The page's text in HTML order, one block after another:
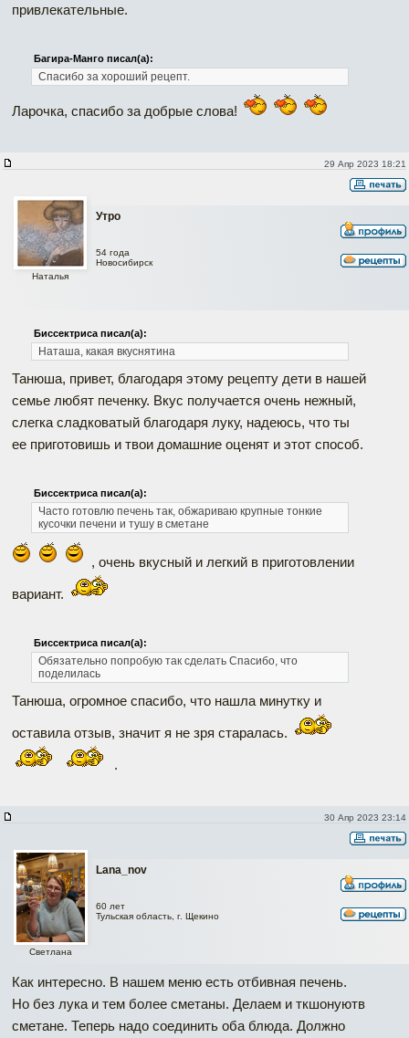
привлекательные.
Багира-Манго писал(а):
Спасибо за хороший рецепт.
Ларочка, спасибо за добрые слова!
29 Апр 2023 18:21
Утро
Наталья
54 года
Новосибирск
Биссектриса писал(а):
Наташа, какая вкуснятина
Танюша, привет, благодаря этому рецепту дети в нашей
семье любят печенку. Вкус получается очень нежный,
слегка сладковатый благодаря луку, надеюсь, что ты
ее приготовишь и твои домашние оценят и этот способ.
Биссектриса писал(а):
Часто готовлю печень так, обжариваю крупные тонкие
кусочки печени и тушу в сметане
, очень вкусный и легкий в приготовлении
вариант.
Биссектриса писал(а):
Обязательно попробую так сделать Спасибо, что
поделилась
Танюша, огромное спасибо, что нашла минутку и
оставила отзыв, значит я не зря старалась.
.
30 Апр 2023 23:14
Lana_nov
Светлана
60 лет
Тульская область, г. Щекино
Как интересно. В нашем меню есть отбивная печень.
Но без лука и тем более сметаны. Делаем и ткшонуютв
сметане. Теперь надо соединить оба блюда. Должно